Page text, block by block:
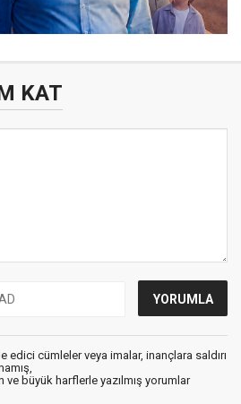
KAT
edici cümleler veya imalar, inançlara saldırı
ve büyük harflerle yazılmış yorumlar